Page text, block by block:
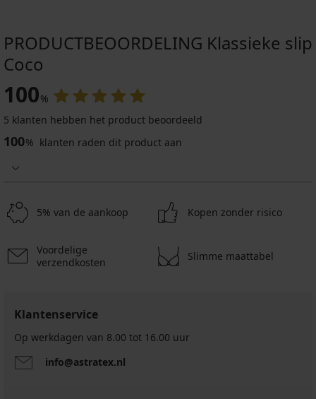
Sale -70%
Bh
II
niet-
13,80
€
PRODUCTBEOORDELING Klassieke slip
Coco
100%
5 klanten hebben het product beoordeeld
100% klanten raden dit product aan
5% van de aankoop Kopen zonder risico
Voordelige
verzendkosten
Slimme maattabel
Klantenservice
Op werkdagen van 8.00 tot 16.00 uur
info@astratex.nl